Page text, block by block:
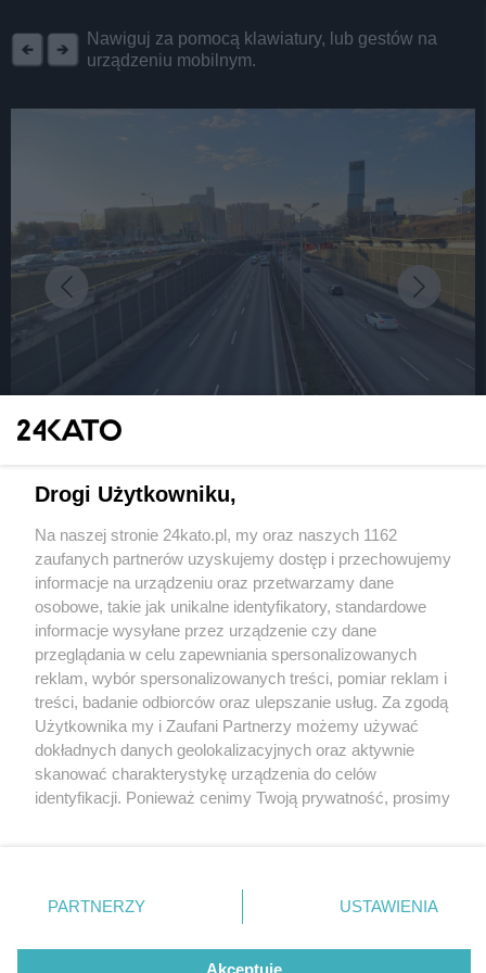
Nawiguj za pomocą klawiatury, lub gestów na
urządzeniu mobilnym.
Wypadek w Katowicach z udziałem trzech
kierunku Sosnowca
6 / 6
Zablokowany tunel
Wróć do artykułu:
Wypadek w Katowicach z udziałem trzech
samochodów. Zablokowany został tunel w
Wydawca mediów lokalnych
Nie zapomnij
zapoznać się z:
polityką prywatności regulamin korzystania z portali
Twojemiasto
Piekary Śląskie
Chorzów
Tarnowskie Góry
Gliwice
Skontakuj sięz nami
Kontakt
Wydawca
Redakcja
Drogi Użytkowniku,
Na naszej stronie 24kato.pl, my oraz naszych 1162
zaufanych partnerów uzyskujemy dostęp i przechowujemy
informacje na urządzeniu oraz przetwarzamy dane
osobowe, takie jak unikalne identyfikatory, standardowe
informacje wysyłane przez urządzenie czy dane
przeglądania w celu zapewniania spersonalizowanych
reklam, wybór spersonalizowanych treści, pomiar reklam i
treści, badanie odbiorców oraz ulepszanie usług. Za zgodą
Użytkownika my i Zaufani Partnerzy możemy używać
dokładnych danych geolokalizacyjnych oraz aktywnie
skanować charakterystykę urządzenia do celów
identyfikacji. Ponieważ cenimy Twoją prywatność, prosimy
prywatności znajdujący się w lewym dolnym rogu strony
. Niektóre rodzaje przetwarzania danych nie wymagają
zgody użytkownika, ale masz prawo sprzeciwić się
takiemu przetwarzaniu. Preferencje będą miały
PARTNERZY USTAWIENIA
Akceptuję